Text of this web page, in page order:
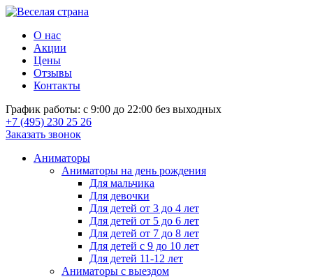
О нас
Акции
Цены
Отзывы
Контакты
График работы: с 9:00 до 22:00 без выходных
+7 (495) 230 25 26
Заказать звонок
Аниматоры
Аниматоры на день рождения
Для мальчика
Для девочки
Для детей от 3 до 4 лет
Для детей от 5 до 6 лет
Для детей от 7 до 8 лет
Для детей с 9 до 10 лет
Для детей 11-12 лет
Аниматоры с выездом